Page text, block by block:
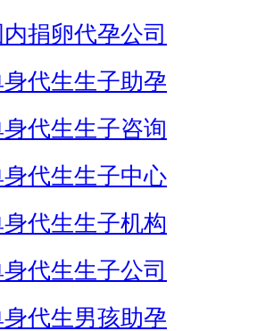
内捐卵代孕公司
代生生子助孕
代生生子咨询
代生生子中心
代生生子机构
代生生子公司
代生男孩助孕